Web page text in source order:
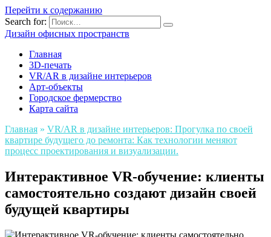
Перейти к содержанию
Search for:
Дизайн офисных пространств
Главная
3D-печать
VR/AR в дизайне интерьеров
Арт-объекты
Городское фермерство
Карта сайта
Главная » VR/AR в дизайне интерьеров: Прогулка по своей
квартире будущего до ремонта: Как технологии меняют
процесс проектирования и визуализации.
Интерактивное VR-обучение: клиенты
самостоятельно создают дизайн своей
будущей квартиры